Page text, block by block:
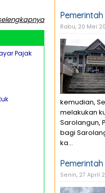
Pajak
Rabu, 20 Mei
kemudian,
melakukan
Sarolangun,
bagi
ka...
Senin, 27 April